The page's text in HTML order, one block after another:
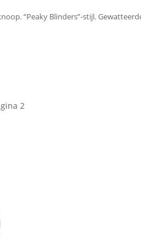
“Peaky Blinders”-stijl.
2